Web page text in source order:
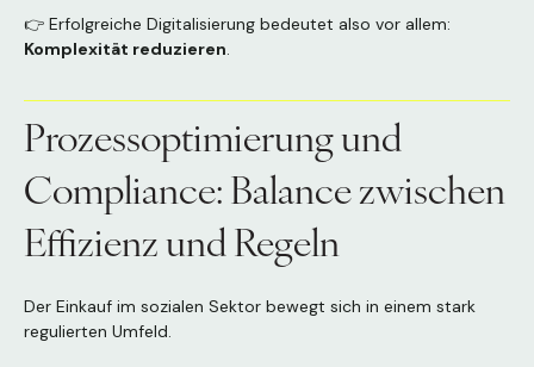
👉 Erfolgreiche Digitalisierung bedeutet also vor allem:
Komplexität reduzieren
Prozessoptimierung und
Compliance: Balance zwischen
Effizienz und Regeln
Der Einkauf im sozialen Sektor bewegt sich in einem stark
regulierten Umfeld.